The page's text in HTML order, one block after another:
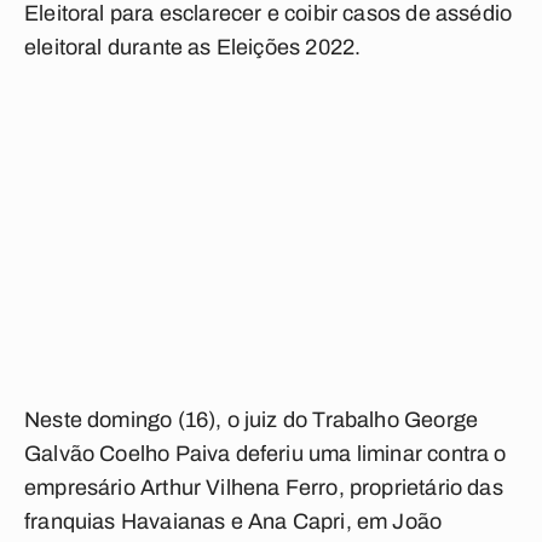
Eleitoral para esclarecer e coibir casos de assédio
eleitoral durante as Eleições 2022.
Neste domingo (16), o juiz do Trabalho George
Galvão Coelho Paiva deferiu uma liminar contra o
empresário Arthur Vilhena Ferro, proprietário das
franquias Havaianas e Ana Capri, em João